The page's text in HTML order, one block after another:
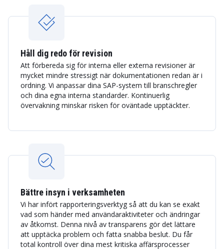
Håll dig redo för revision
Att förbereda sig för interna eller externa revisioner är
mycket mindre stressigt när dokumentationen redan är i
ordning. Vi anpassar dina SAP-system till branschregler
och dina egna interna standarder. Kontinuerlig
övervakning minskar risken för oväntade upptäckter.
Bättre insyn i verksamheten
Vi har infört rapporteringsverktyg så att du kan se exakt
vad som händer med användaraktiviteter och ändringar
av åtkomst. Denna nivå av transparens gör det lättare
att upptäcka problem och fatta snabba beslut. Du får
total kontroll över dina mest kritiska affärsprocesser